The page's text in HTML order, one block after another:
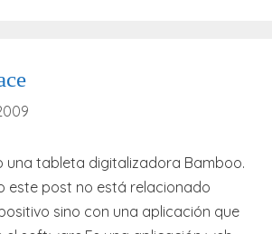
una tableta digitalizadora Bamboo.
este post no está relacionado
sino con una aplicación que